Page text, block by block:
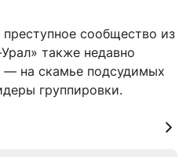
сообщество из
также недавно
— на скамье подсудимых
группировки.